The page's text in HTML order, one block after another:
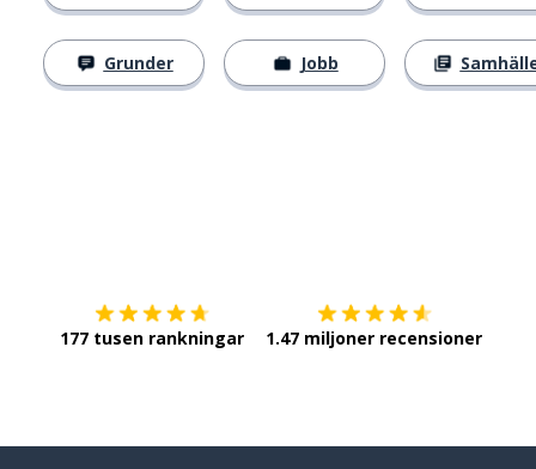
Grunder Jobb
177 tusen rankningar 1.47 miljoner recensioner